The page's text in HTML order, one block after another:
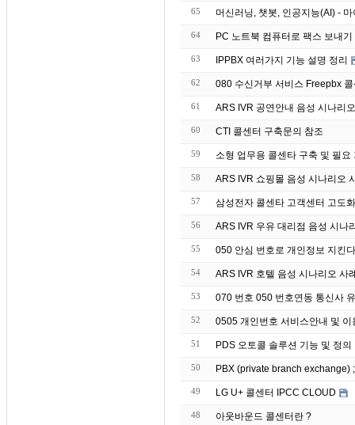
65 머신러닝, 챗봇, 인공지능(AI) -
64
63 IPPBX 여러가지 기능 설명 정리
62 080 수신거부 서비스 Freepbx
61 ARS IVR 공연안내 음성 시나리
60 CTI 콜센터 구축문의 참조
59 소형 업무용 콜센타 구축 및 필요
58 ARS IVR 쇼핑몰 음성 시나리오
57 삼성전자 콜센타 고객센터 고도
56 ARS IVR 우유 대리점 음성 시나
55 050 안심 번호로 개인정보 지킨다
54 ARS IVR 호텔 음성 시나리오 사
53 070 번호 050 번호연동 통신사
52 0505 개인번호 서비스안내 및 이
51 PDS 오토콜 솔루션 기능 및 정의
50 PBX (private branch exchange)
49 LG U+ 콜센터 IPCC CLOUD
48 아웃바운드 콜센터란 ?